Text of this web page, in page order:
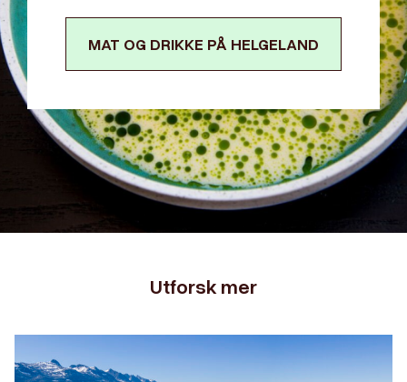
MAT OG DRIKKE PÅ HELGELAND
Utforsk mer